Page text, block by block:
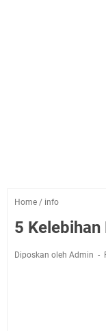
Home / info
5
Diposkan oleh Admin